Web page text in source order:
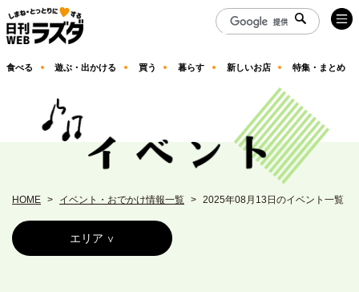
食べる 遊ぶ・出かける 買う 暮らす 新しいお店 特集・まとめ
HOME イベント・おでかけ情報一覧 2025年08月13日のイベント一覧
エリア